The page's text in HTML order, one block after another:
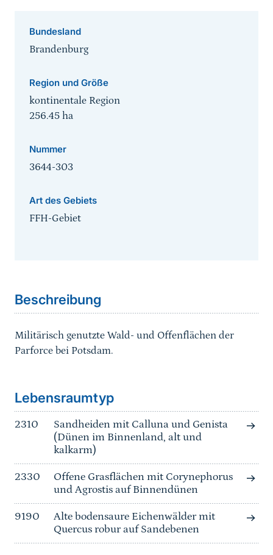
Bundesland
Brandenburg
Region und Größe
kontinentale Region
256.45 ha
Nummer
3644-303
Art des Gebiets
FFH-Gebiet
Beschreibung
Militärisch genutzte Wald- und Offenflächen der
Parforce bei Potsdam.
Lebensraumtyp
2310
Sandheiden mit Calluna und Genista
(Dünen im Binnenland, alt und
kalkarm)
2330
Offene Grasflächen mit Corynephorus
und Agrostis auf Binnendünen
9190
Alte bodensaure Eichenwälder mit
Quercus robur auf Sandebenen